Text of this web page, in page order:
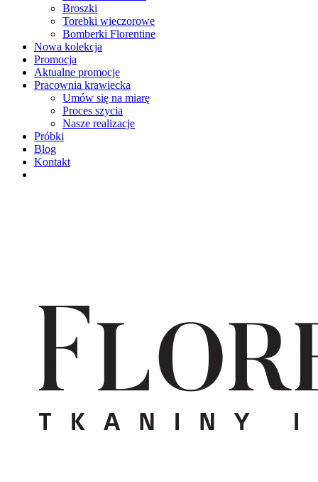
Broszki
Torebki wieczorowe
Bomberki Florentine
Nowa kolekcja
Promocja
Aktualne promocje
Pracownia krawiecka
Umów się na miarę
Proces szycia
Nasze realizacje
Próbki
Blog
Kontakt